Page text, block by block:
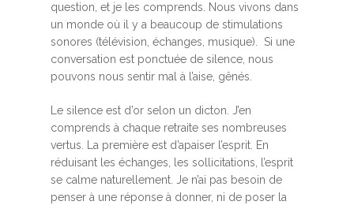
question, et je les comprends. Nous vivons dans
un monde où il y a beaucoup de stimulations
sonores (télévision, échanges, musique). Si une
conversation est ponctuée de silence, nous
pouvons nous sentir mal à l’aise, gênés.
Le silence est d’or selon un dicton. J’en
comprends à chaque retraite ses nombreuses
vertus. La première est d’apaiser l’esprit. En
réduisant les échanges, les sollicitations, l’esprit
se calme naturellement. Je n’ai pas besoin de
penser à une réponse à donner, ni de poser la